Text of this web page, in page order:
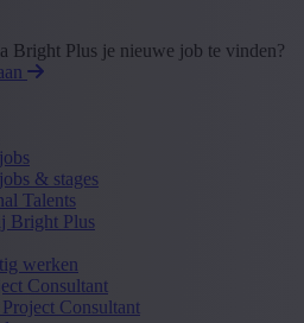
Bright Plus je nieuwe job te vinden?
& stages
Talents
Bright Plus
werken
Consultant
Consultant